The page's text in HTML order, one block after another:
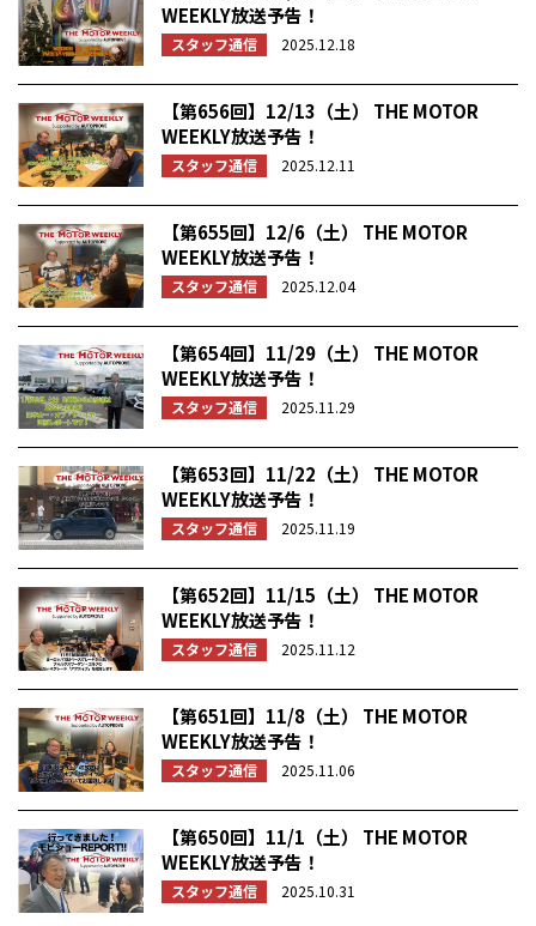
WEEKLY放送予告！
スタッフ通信 2025.12.18
【第656回】12/13（土） THE MOTOR
WEEKLY放送予告！
スタッフ通信 2025.12.11
【第655回】12/6（土） THE MOTOR
WEEKLY放送予告！
スタッフ通信 2025.12.04
【第654回】11/29（土） THE MOTOR
WEEKLY放送予告！
スタッフ通信 2025.11.29
【第653回】11/22（土） THE MOTOR
WEEKLY放送予告！
スタッフ通信 2025.11.19
【第652回】11/15（土） THE MOTOR
WEEKLY放送予告！
スタッフ通信 2025.11.12
【第651回】11/8（土） THE MOTOR
WEEKLY放送予告！
スタッフ通信 2025.11.06
【第650回】11/1（土） THE MOTOR
WEEKLY放送予告！
スタッフ通信 2025.10.31